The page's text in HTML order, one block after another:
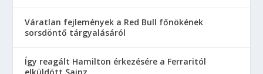
Váratlan fejlemények a Red Bull főnökének
sorsdöntő tárgyalásáról
Így reagált Hamilton érkezésére a Ferraritól